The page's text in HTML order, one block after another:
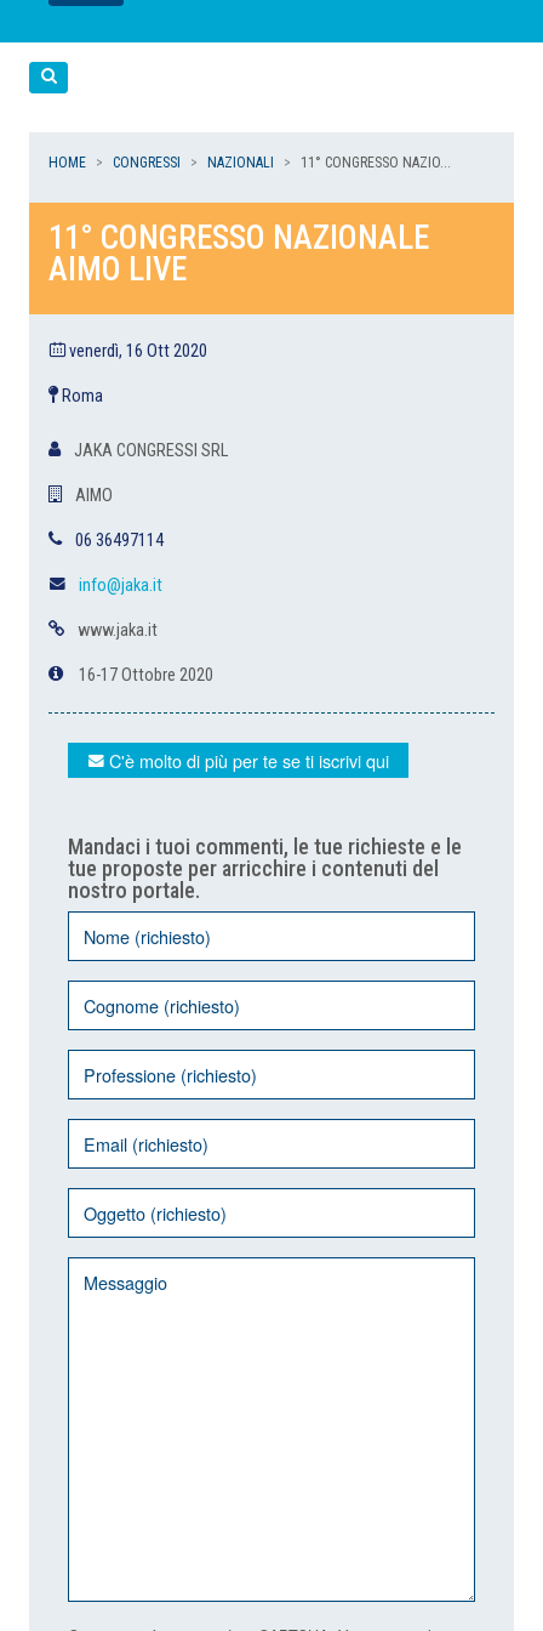
LEGGI
LEGGI
LEGGI
LEGGI
HOME CONGRESSI NAZIONALI 11° CONGRESSO NAZIO...
11° CONGRESSO NAZIONALE
AIMO LIVE
venerdì, 16 Ott 2020
Roma
JAKA CONGRESSI SRL
AIMO
06 36497114
info@jaka.it
www.jaka.it
16-17 Ottobre 2020
C'è molto di più per te se ti iscrivi qui
Mandaci i tuoi commenti, le tue richieste e le
tue proposte per arricchire i contenuti del
nostro portale.